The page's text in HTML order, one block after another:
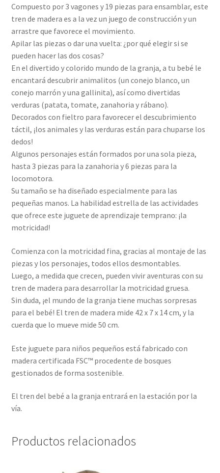
Compuesto por 3 vagones y 19 piezas para ensamblar, este
tren de madera es a la vez un juego de construcción y un
arrastre que favorece el movimiento.
Apilar las piezas o dar una vuelta: ¿por qué elegir si se
pueden hacer las dos cosas?
En el divertido y colorido mundo de la granja, a tu bebé le
encantará descubrir animalitos (un conejo blanco, un
conejo marrón y una gallinita), así como divertidas
verduras (patata, tomate, zanahoria y rábano).
Decorados con fieltro para favorecer el descubrimiento
táctil, ¡los animales y las verduras están para chuparse los
dedos!
Algunos personajes están formados por una sola pieza,
hasta 3 piezas para la zanahoria y 6 piezas para la
locomotora.
Su tamaño se ha diseñado especialmente para las
pequeñas manos. La habilidad estrella de las actividades
que ofrece este juguete de aprendizaje temprano: ¡la
motricidad!
Comienza con la motricidad fina, gracias al montaje de las
piezas y los personajes, todos ellos desmontables.
Luego, a medida que crecen, pueden vivir aventuras con su
tren de madera para desarrollar la motricidad gruesa.
Sin duda, ¡el mundo de la granja tiene muchas sorpresas
para el bebé! El tren de madera mide 42 x 7 x 14 cm, y la
cuerda que lo mueve mide 50 cm.
Este juguete para niños pequeños está fabricado con
madera certificada FSC™ procedente de bosques
gestionados de forma sostenible.
El tren del bebé a la granja entrará en la estación por la
vía.
Productos relacionados